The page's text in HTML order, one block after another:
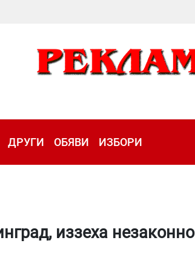
ДРУГИ ОБЯВИ ИЗБОРИ
иззеха незаконно